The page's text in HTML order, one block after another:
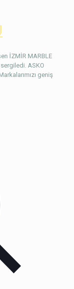
İZMİR MARBLE
sergiledi. ASKO
geniş